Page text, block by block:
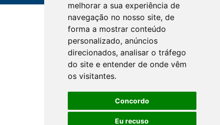
melhorar a sua experiência de
navegação no nosso site, de
forma a mostrar conteúdo
personalizado, anúncios
direcionados, analisar o tráfego
do site e entender de onde vêm
os visitantes.
Concordo
Eu recuso